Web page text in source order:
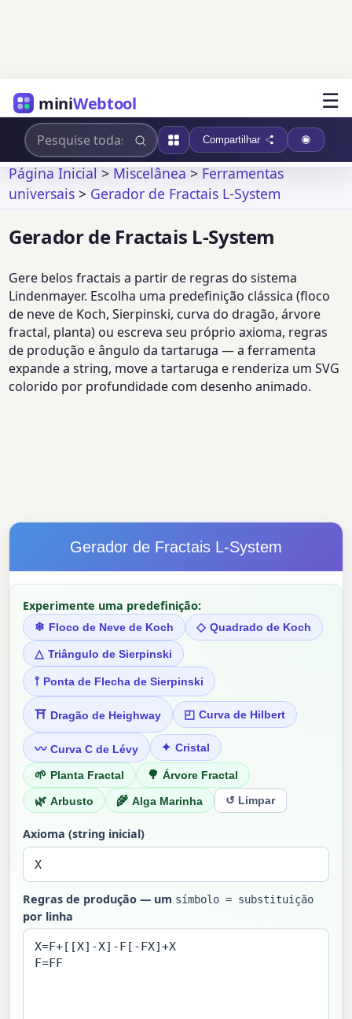
miniWebtool ☰
Compartilhar
Página Inicial>Miscelânea>Ferramentas
universais > Gerador de Fractais L-System
Gerador de Fractais L-System
Gere belos fractais a partir de regras do sistema
Lindenmayer. Escolha uma predefinição clássica (floco
de neve de Koch, Sierpinski, curva do dragão, árvore
fractal, planta) ou escreva seu próprio axioma, regras
de produção e ângulo da tartaruga — a ferramenta
expande a string, move a tartaruga e renderiza um SVG
colorido por profundidade com desenho animado.
Gerador de Fractais L-System
Experimente uma predefinição:
❄ Floco de Neve de Koch ◇ Quadrado de Koch
△ Triângulo de Sierpinski
⫯ Ponta de Flecha de Sierpinski
⛩ Dragão de Heighway ◰ Curva de Hilbert
〰 Curva C de Lévy ✦ Cristal
🌱 Planta Fractal 🌳 Árvore Fractal
🌿 Arbusto 🌾 Alga Marinha ↺ Limpar
Axioma (string inicial)
Regras de produção — um símbolo = substituição
por linha